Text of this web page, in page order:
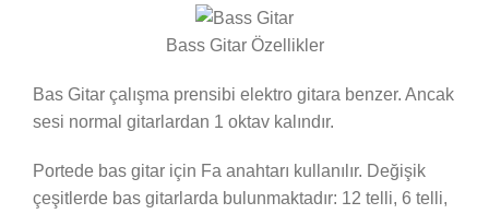
Bass Gitar Özellikler
Bas Gitar çalışma prensibi elektro gitara benzer. Ancak
sesi normal gitarlardan 1 oktav kalındır.
Portede bas gitar için Fa anahtarı kullanılır. Değişik
çeşitlerde bas gitarlarda bulunmaktadır: 12 telli, 6 telli,